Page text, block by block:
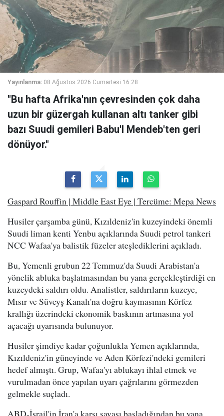
Yayınlanma: 08 Ağustos 2026 Cumartesi 16:28
"Bu hafta Afrika'nın çevresinden çok daha
uzun bir güzergah kullanan altı tanker gibi
bazı Suudi gemileri Babu'l Mendeb'ten geri
dönüyor."
Gaspard Rouffin | Middle East Eye | Tercüme: Mepa News
Husiler çarşamba günü, Kızıldeniz'in kuzeyindeki önemli
Suudi liman kenti Yenbu açıklarında Suudi petrol tankeri
NCC Wafaa'ya balistik füzeler ateşlediklerini açıkladı.
Bu, Yemenli grubun 22 Temmuz'da Suudi Arabistan'a
yönelik abluka başlatmasından bu yana gerçekleştirdiği en
kuzeydeki saldırı oldu. Analistler, saldırıların kuzeye,
Mısır ve Süveyş Kanalı'na doğru kaymasının Körfez
krallığı üzerindeki ekonomik baskının artmasına yol
açacağı uyarısında bulunuyor.
Husiler şimdiye kadar çoğunlukla Yemen açıklarında,
Kızıldeniz'in güneyinde ve Aden Körfezi'ndeki gemileri
hedef almıştı. Grup, Wafaa'yı ablukayı ihlal etmek ve
vurulmadan önce yapılan uyarı çağrılarını görmezden
gelmekle suçladı.